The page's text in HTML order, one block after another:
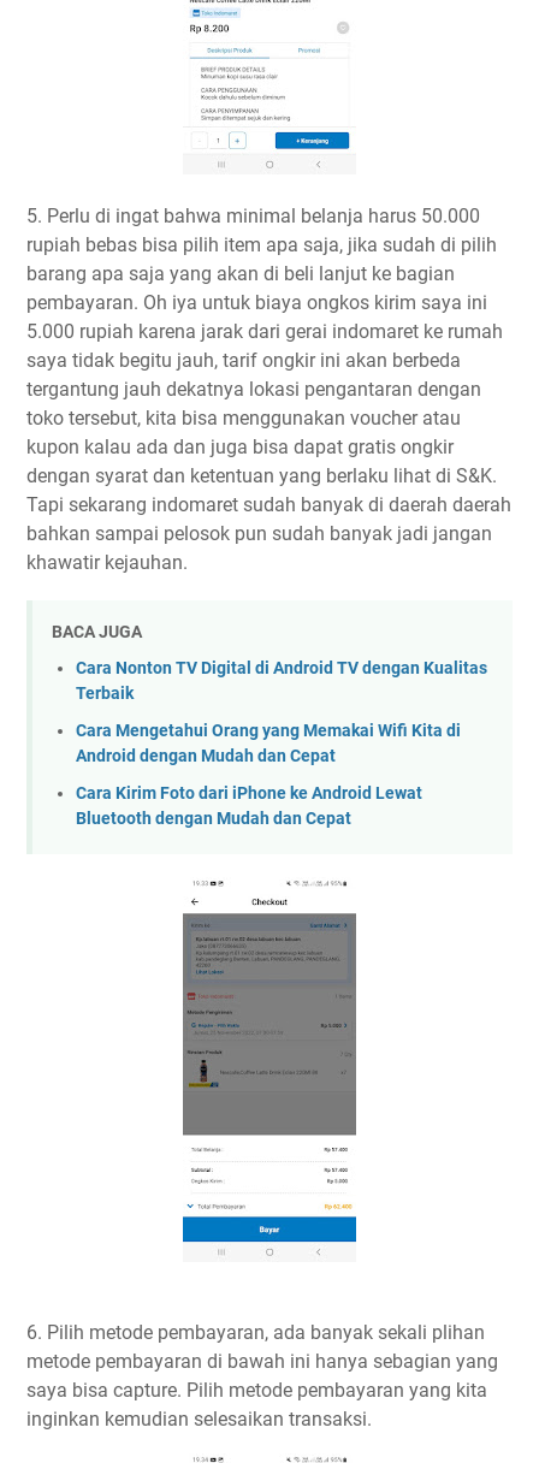
5. Perlu di ingat bahwa minimal belanja harus 50.000
rupiah bebas bisa pilih item apa saja, jika sudah di pilih
barang apa saja yang akan di beli lanjut ke bagian
pembayaran. Oh iya untuk biaya ongkos kirim saya ini
5.000 rupiah karena jarak dari gerai indomaret ke rumah
saya tidak begitu jauh, tarif ongkir ini akan berbeda
tergantung jauh dekatnya lokasi pengantaran dengan
toko tersebut, kita bisa menggunakan voucher atau
kupon kalau ada dan juga bisa dapat gratis ongkir
dengan syarat dan ketentuan yang berlaku lihat di S&K.
Tapi sekarang indomaret sudah banyak di daerah daerah
bahkan sampai pelosok pun sudah banyak jadi jangan
khawatir kejauhan.
BACA JUGA
Cara Nonton TV Digital di Android TV dengan Kualitas
Terbaik
Cara Mengetahui Orang yang Memakai Wifi Kita di
Android dengan Mudah dan Cepat
Cara Kirim Foto dari iPhone ke Android Lewat
Bluetooth dengan Mudah dan Cepat
6. Pilih metode pembayaran, ada banyak sekali plihan
metode pembayaran di bawah ini hanya sebagian yang
saya bisa capture. Pilih metode pembayaran yang kita
inginkan kemudian selesaikan transaksi.